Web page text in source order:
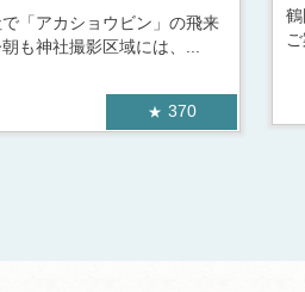
「アカショウビン」の飛来
も神社撮影区域には、...
370